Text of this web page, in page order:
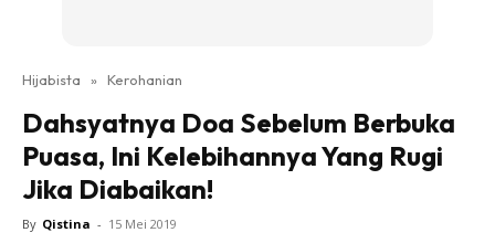
Hijabista » Kerohanian
Dahsyatnya Doa Sebelum Berbuka
Puasa, Ini Kelebihannya Yang Rugi
Jika Diabaikan!
By Qistina - 15 Mei 2019